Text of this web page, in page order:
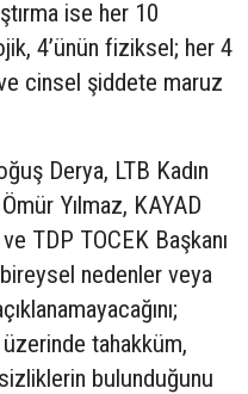
ise her 10
4’ünün fiziksel; her 4
cinsel şiddete maruz
Derya, LTB Kadın
Yılmaz, KAYAD
TDP TOCEK Başkanı
nedenler veya
tahakküm,
bulunduğunu